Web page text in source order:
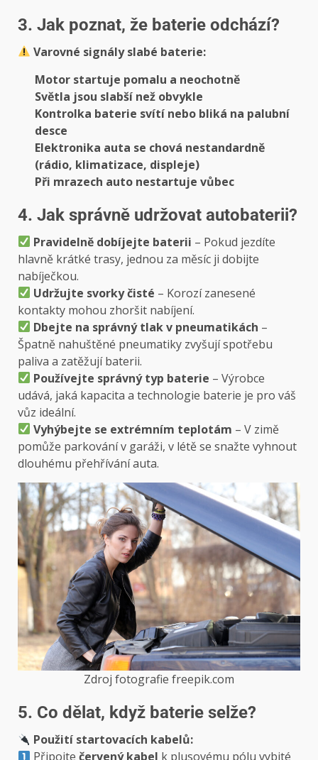
3. Jak poznat, že baterie odchází?
Varovné signály slabé baterie:
Motor startuje pomalu a neochotně
Světla jsou slabší než obvykle
Kontrolka baterie svítí nebo bliká na palubní
desce
Elektronika auta se chová nestandardně
(rádio, klimatizace, displeje)
Při mrazech auto nestartuje vůbec
4. Jak správně udržovat autobaterii?
Pravidelně dobíjejte baterii – Pokud jezdíte
hlavně krátké trasy, jednou za měsíc ji dobijte
nabíječkou.
Udržujte svorky čisté – Korozí zanesené
kontakty mohou zhoršit nabíjení.
Dbejte na správný tlak v pneumatikách –
Špatně nahuštěné pneumatiky zvyšují spotřebu
paliva a zatěžují baterii.
Používejte správný typ baterie – Výrobce
udává, jaká kapacita a technologie baterie je pro váš
vůz ideální.
Vyhýbejte se extrémním teplotám – V zimě
pomůže parkování v garáži, v létě se snažte vyhnout
dlouhému přehřívání auta.
Zdroj fotografie freepik.com
5. Co dělat, když baterie selže?
Použití startovacích kabelů:
Připojtečervený kabel k plusovému pólu vybité